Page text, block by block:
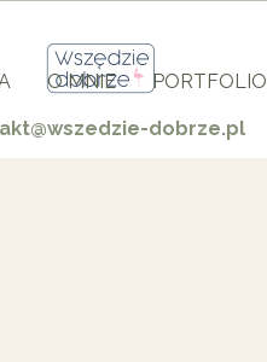
O MNIE PORTFOLIO
dobrze.pl